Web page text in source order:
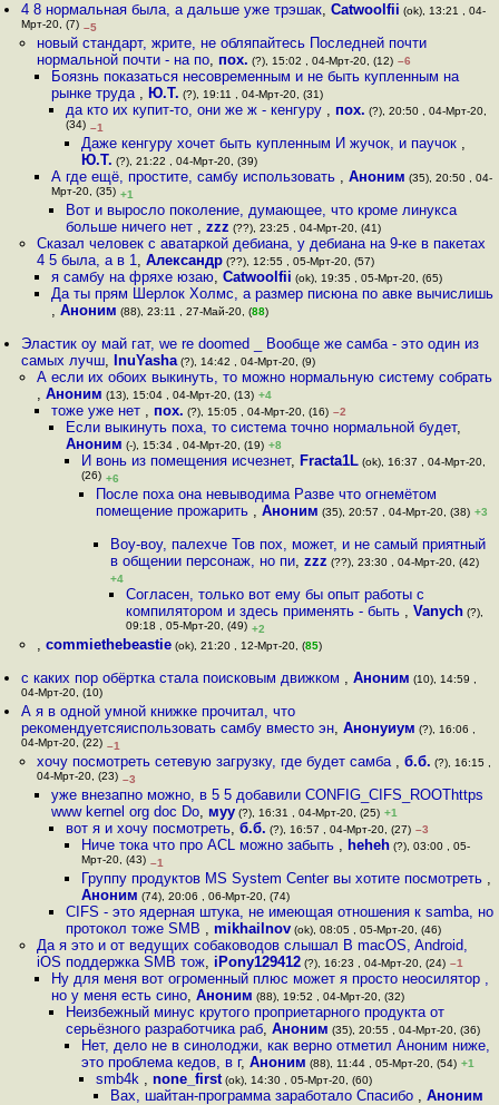
4 8 нормальная была, а дальше уже трэшак,Catwoolfii (ok), 13:21 , 04-
Мрт-20, (7) –5
новый стандарт, жрите, не обляпайтесь Последней почти
нормальной почти - на по, пох. (?), 15:02 , 04-Мрт-20, (12) –6
Боязнь показаться несовременным и не быть купленным на
рынке труда , Ю.Т. (?), 19:11 , 04-Мрт-20, (31)
да кто их купит-то, они же ж - кенгуру , пох. (?), 20:50 , 04-Мрт-20,
(34) –1
Даже кенгуру хочет быть купленным И жучок, и паучок ,
Ю.Т. (?), 21:22 , 04-Мрт-20, (39)
А где ещё, простите, самбу использовать , Аноним (35), 20:50 , 04-
Мрт-20, (35) +1
Вот и выросло поколение, думающее, что кроме линукса
больше ничего нет ,zzz (??), 23:25 , 04-Мрт-20, (41)
Сказал человек c аватаркой дебиана, у дебиана на 9-ке в пакетах
4 5 была, а в 1, Александр(??), 12:55 , 05-Мрт-20, (57)
я самбу на фряхе юзаю, Catwoolfii (ok), 19:35 , 05-Мрт-20, (65)
Да ты прям Шерлок Холмс, а размер писюна по авке вычислишь
, Аноним (88), 23:11 , 27-Май-20, (88)
Эластик оу май гат, we re doomed _ Вообще же самба - это один из
самых лучш, InuYasha (?), 14:42 , 04-Мрт-20, (9)
А если их обоих выкинуть, то можно нормальную систему собрать
, Аноним (13), 15:04 , 04-Мрт-20, (13) +4
тоже уже нет , пох. (?), 15:05 , 04-Мрт-20, (16) –2
Если выкинуть поха, то система точно нормальной будет,
Аноним (-), 15:34 , 04-Мрт-20, (19) +8
И вонь из помещения исчезнет, Fracta1L(ok), 16:37 , 04-Мрт-20,
(26) +6
После поха она невыводима Разве что огнемётом
помещение прожарить , Аноним (35), 20:57 , 04-Мрт-20, (38) +3
Воу-воу, палехче Тов пох, может, и не самый приятный
в общении персонаж, но пи,zzz (??), 23:30 , 04-Мрт-20, (42)
+4
Согласен, только вот ему бы опыт работы с
компилятором и здесь применять - быть , Vanych(?),
09:18 , 05-Мрт-20, (49) +2
, commiethebeastie(ok), 21:20 , 12-Мрт-20, (85)
с каких пор обёртка стала поисковым движком ,Аноним (10), 14:59 ,
04-Мрт-20, (10)
А я в одной умной книжке прочитал, что
рекомендуетсяиспользовать самбу вместо эн,Анонуиум (?), 16:06 ,
04-Мрт-20, (22) –1
хочу посмотреть сетевую загрузку, где будет самба , б.б. (?), 16:15 ,
04-Мрт-20, (23) –3
уже внезапно можно, в 5 5 добавили CONFIG_CIFS_ROOThttps
www kernel org doc Do, муу(?), 16:31 , 04-Мрт-20, (25) +1
вот я и хочу посмотреть,б.б. (?), 16:57 , 04-Мрт-20, (27) –3
Ниче тока что про ACL можно забыть , heheh(?), 03:00 , 05-
Мрт-20, (43) –1
Группу продуктов MS System Center вы хотите посмотреть ,
Аноним (74), 20:06 , 06-Мрт-20, (74)
CIFS - это ядерная штука, не имеющая отношения к samba, но
протокол тоже SMB ,mikhailnov (ok), 08:05 , 05-Мрт-20, (46)
Да я это и от ведущих собаководов слышал В macOS, Android,
iOS поддержка SMB тож, iPony129412(?), 16:23 , 04-Мрт-20, (24) –1
Ну для меня вот огроменный плюс может я просто неосилятор ,
но у меня есть сино, Аноним (88), 19:52 , 04-Мрт-20, (32)
Неизбежный минус крутого проприетарного продукта от
серьёзного разработчика раб,Аноним (35), 20:55 , 04-Мрт-20, (36)
Нет, дело не в синолоджи, как верно отметил Аноним ниже,
это проблема кедов, в г, Аноним (88), 11:44 , 05-Мрт-20, (54) +1
smb4k , none_first(ok), 14:30 , 05-Мрт-20, (60)
Вах, шайтан-программа заработало Спасибо ,Аноним